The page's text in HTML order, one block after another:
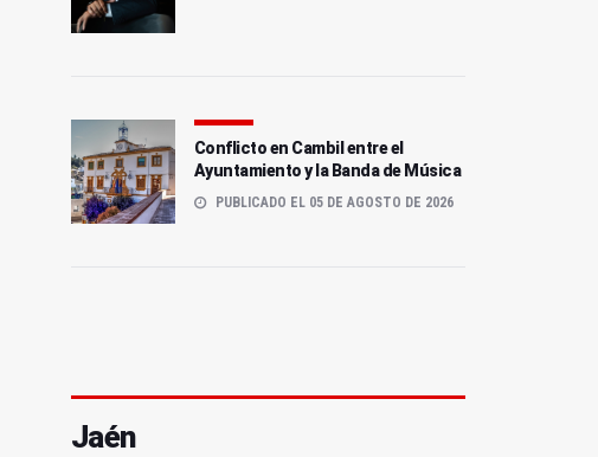
Conflicto en Cambil entre el
Ayuntamiento y la Banda de Música
PUBLICADO EL 05 DE AGOSTO DE 2026
Jaén